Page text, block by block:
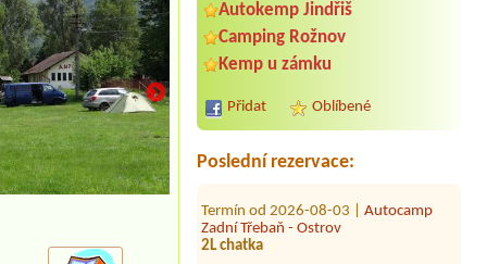
Autokemp Jindřiš
Camping Rožnov
Kemp u zámku
Přidat Oblíbené
Poslední rezervace:
Termín od 2026-08-01 |
s.r.o.
Chatka, dvě osoby ,2xlůžkovina
Leskovec
1 místo pro stan a vůz, 2 osoby1 místo
2L chatka
Termín od 2026-07-25 |
4L chatka